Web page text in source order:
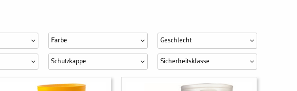
Farbe Geschlecht
Schutzkappe Sicherheitsklasse